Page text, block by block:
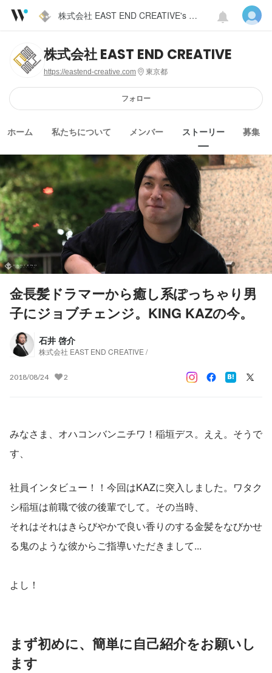
株式会社 EAST END CREATIVE's Blog
株式会社 EAST END CREATIVE
https://eastend-creative.com 東京都
フォロー
ホーム 私たちについて メンバー ストーリー 募集
金長髪ドラマーから癒し系ぽっちゃり男
子にジョブチェンジ。KING KAZの今。
石井 啓介
株式会社 EAST END CREATIVE /
2018/08/24 2
みなさま、オハコンバンニチワ！稲垣デス。ええ。そうで
す、
社員インタビュー！！今回はKAZに突入しました。ワタク
シ稲垣は前職で彼の後輩でして。その当時、
それはそれはきらびやかで良い香りのする金髪をなびかせ
る鬼のような彼からご指導いただきまして...
よし！
まず初めに、簡単に自己紹介をお願いし
ます